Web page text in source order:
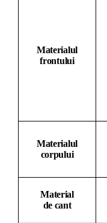
Materialul
frontului
Materialul
corpului
Material
de cant